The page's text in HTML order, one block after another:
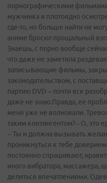
порнографическими
мужчинка и плотоядно
где-то, но больше найти не
аниме бросил прощальный
Знаешь, с порно вообще
что даже не заметила
записывающие фильмы,
законодательством, с
партию DVD – почти все
даже не знаю.Правда, ее
меня уже не волновали.
таким контингентом?– О, это
– Ты и должна вызывать
проникнуться к тебе
постоянно спрашивают,
иного вибратора, массажера,
делиться впечатлениями.